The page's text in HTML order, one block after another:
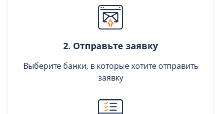
2. Отправьте заявку
Выберите банки, в которые хотите отправить
заявку